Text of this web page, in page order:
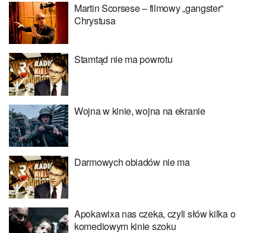
Martin Scorsese – filmowy „gangster”
Chrystusa
Stamtąd nie ma powrotu
Wojna w kinie, wojna na ekranie
Darmowych obiadów nie ma
Apokawixa nas czeka, czyli słów kilka o
komediowym kinie szoku